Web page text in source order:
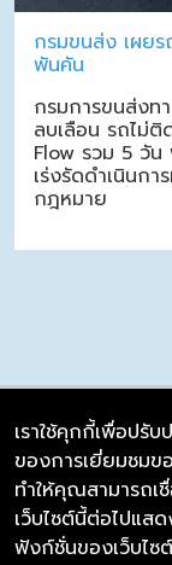
กรมขนส่ง เผย
พันคัน
กรมการขนส่งท
ลบเลือน รถไม่
Flow รวม 5 วั
เร่งรัดดำเนินก
กฎหมาย
บริษัท ซิมลิงค์ จำ
98/226
Bangyai,
เราใช้คุกกี้เพื่อปรั
ของการเยี่ยมชมข
ทำให้คุณสามารถเ
เว็บไซต์นี้ต่อไปแส
ฟังก์ชั่นของเว็บไซ